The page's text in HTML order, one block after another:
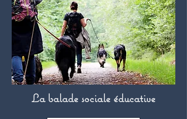
La balade sociale éducative